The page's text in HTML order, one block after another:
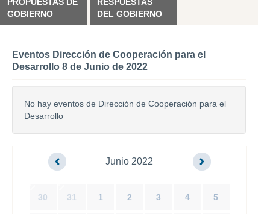
GOBIERNO
DEL GOBIERNO
Eventos Dirección de Cooperación para el
Desarrollo 8 de Junio de 2022
No hay eventos de Dirección de Cooperación para el
Desarrollo
Junio 2022
30 31 1 2 3 4 5